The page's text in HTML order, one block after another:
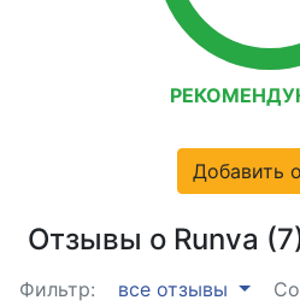
Добавить
Отзывы о Runva
Фильтр: все отзывы